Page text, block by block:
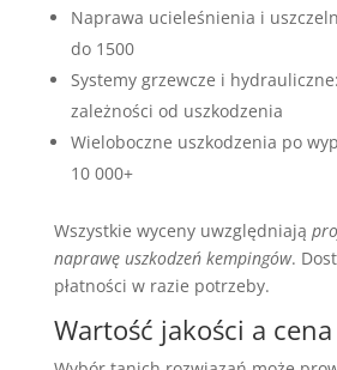
Naprawa ucieleśnienia i
do 1500
Systemy grzewcze i
zależności od uszkodzenia
Wieloboczne uszkodzenia po
10 000+
Wszystkie wyceny uwzględniają
naprawę uszkodzeń kempingów.
płatności w razie potrzeby.
Wartość jakości a